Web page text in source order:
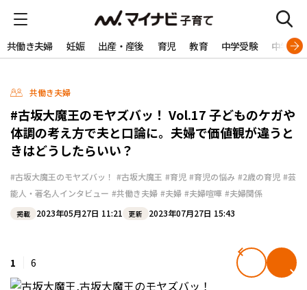
共働き夫婦 妊娠 出産・産後 育児 教育 中学受験 中学生
共働き夫婦
#古坂大魔王のモヤズバッ！ Vol.17 子どものケガや
体調の考え方で夫と口論に。夫婦で価値観が違うと
きはどうしたらいい？
#古坂大魔王のモヤズバッ！ #古坂大魔王 #育児 #育児の悩み #2歳の育児 #芸
能人・著名人インタビュー #共働き夫婦 #夫婦 #夫婦喧嘩 #夫婦関係
掲載 2023年05月27日 11:21 更新 2023年07月27日 15:43
1 6